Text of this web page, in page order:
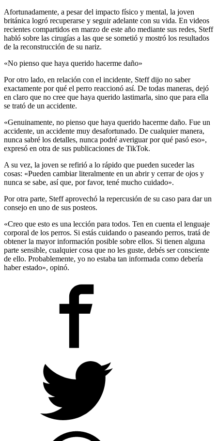
Afortunadamente, a pesar del impacto físico y mental, la joven
británica logró recuperarse y seguir adelante con su vida. En videos
recientes compartidos en marzo de este año mediante sus redes, Steff
habló sobre las cirugías a las que se sometió y mostró los resultados
de la reconstrucción de su nariz.
«No pienso que haya querido hacerme daño»
Por otro lado, en relación con el incidente, Steff dijo no saber
exactamente por qué el perro reaccionó así. De todas maneras, dejó
en claro que no cree que haya querido lastimarla, sino que para ella
se trató de un accidente.
«Genuinamente, no pienso que haya querido hacerme daño. Fue un
accidente, un accidente muy desafortunado. De cualquier manera,
nunca sabré los detalles, nunca podré averiguar por qué pasó eso»,
expresó en otra de sus publicaciones de TikTok.
A su vez, la joven se refirió a lo rápido que pueden suceder las
cosas: «Pueden cambiar literalmente en un abrir y cerrar de ojos y
nunca se sabe, así que, por favor, tené mucho cuidado».
Por otra parte, Steff aprovechó la repercusión de su caso para dar un
consejo en uno de sus posteos.
«Creo que esto es una lección para todos. Ten en cuenta el lenguaje
corporal de los perros. Si estás cuidando o paseando perros, tratá de
obtener la mayor información posible sobre ellos. Si tienen alguna
parte sensible, cualquier cosa que no les guste, debés ser consciente
de ello. Probablemente, yo no estaba tan informada como debería
haber estado», opinó.